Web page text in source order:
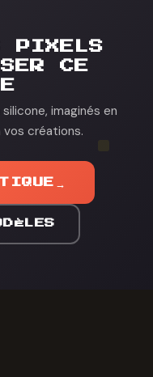
PIXELS
CE
imaginés en
vos créations.